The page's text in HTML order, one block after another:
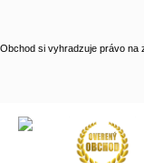
Obchod si vyhradzuje právo na